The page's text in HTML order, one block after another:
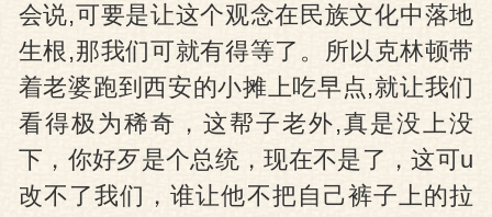
会说,可要是让这个观念在民族文化中落地
生根,那我们可就有得等了。所以克林顿带
着老婆跑到西安的小摊上吃早点,就让我们
看得极为稀奇，这帮子老外,真是没上没
下，你好歹是个总统，现在不是了，这可u
改不了我们，谁让他不把自己裤子上的拉